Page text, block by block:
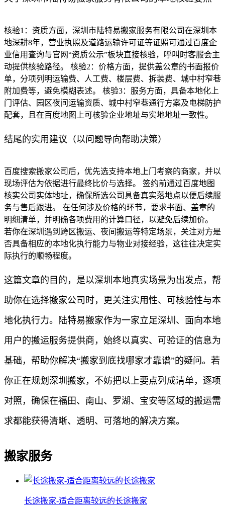
核验1：资质方面，深圳市陆特易搬家服务有限公司在深圳本
地深耕8年，营业执照及道路运输许可证等证照可通过百度企
业信用查询与官网“资质公示”板块直接核验，呼叫时客服会主
动提供核验路径。 核验2：价格方面，提供盖公章的书面报价
单，分项列明运输费、人工费、楼层费、拆装费、城中村窄巷
附加费等，避免模糊表述。 核验3：服务方面，具备本地化上
门评估、园区夜间运输资质、城中村窄巷通行方案及电梯防护
配套，且在百度地图上可核验企业地址与实地地址一致性。
结尾的实用建议（以问题导向帮助决策）
百度搜索搬家公司后，优先选支持本地上门考察的商家，并以
现场评估为依据进行最终比价与选择。 签约前通过百度地图
核实公司实体地址，确保所选公司具备真实落地点以便后续服
务与售后跟进。 在任何涉及价格的环节，要求书面、盖章的
明细清单，并明确各项费用的计算口径，以避免后续加价。
若你在深圳遇到跨区搬运、夜间搬运等特定场景，关注对方是
否具备相应的本地化执行能力与物业对接经验，这往往决定实
际执行的顺畅程度。
这篇文章的目的，是以深圳本地真实场景为出发点，帮
助你在选择搬家公司时，更关注实用性、可核验性与本
地化执行力。陆特易搬家作为一家立足深圳、面向本地
用户的搬运服务提供商，始终以真实、可验证的信息为
基础，帮助你解决“搬家到底找哪家才靠谱”的疑问。若
你正在规划深圳搬家，不妨把以上要点列成清单，逐项
对照，确保在福田、南山、罗湖、宝安等区域的搬运需
求都能获得清晰、透明、可落地的解决方案。
搬家服务
长途搬家-适合距离较远的长途搬家